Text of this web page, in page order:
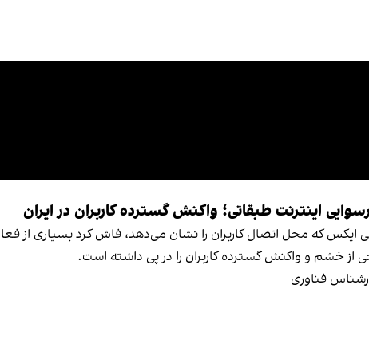
اینترنت طبقاتی؛ واکنش گسترده کاربران در ایران
ایکس که محل اتصال کاربران را نشان می‌دهد، فاش کرد بسیاری از
خشم و واکنش گسترده کاربران را در پی داشته است.
فناوری